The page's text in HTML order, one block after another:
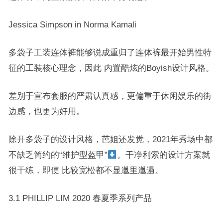
Jessica Simpson in Norma Kamali
多袋子工装连体裤能够说成重归了连体裤最开始男性特
征的工装核心理念，因此 内置酷炫的Boyish设计风格。
差别于宣布套服的严肃认真感，更偏重于休闲娱乐的街
边感，也更为好用。
除开多袋子的设计风格，芭姐还发觉，2021年秀场中都
不缺乏简约的“维护型盔甲”
。干净利索的设计方案就
很干练，即便 比较宽松都不显邋里邋遢。
3.1 PHILLIP LIM 2020 春夏季系列产品